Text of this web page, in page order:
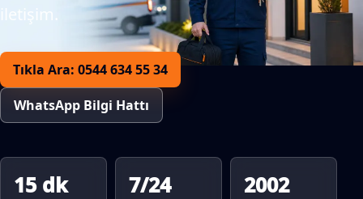
iletişim.
Tıkla Ara: 0544 634 55 34
WhatsApp Bilgi Hattı
15 dk 7/24 2002